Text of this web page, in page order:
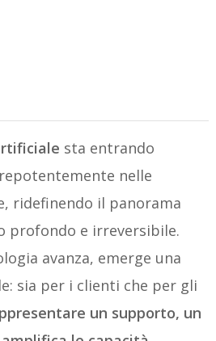
sta entrando
nelle
ridefinendo il panorama
profondo e irreversibile.
avanza, emerge una
sia per i clienti che per gli
un supporto, un